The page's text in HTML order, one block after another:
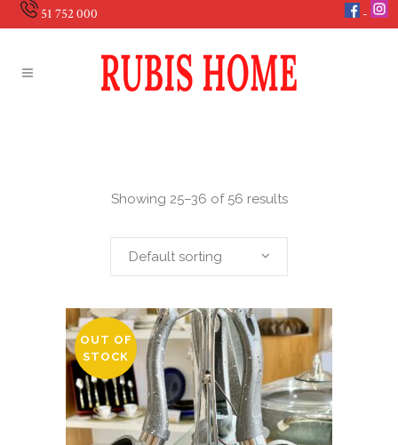
51 752 000
Showing 25–36 of 56 results
Default sorting
OUT OF
STOCK